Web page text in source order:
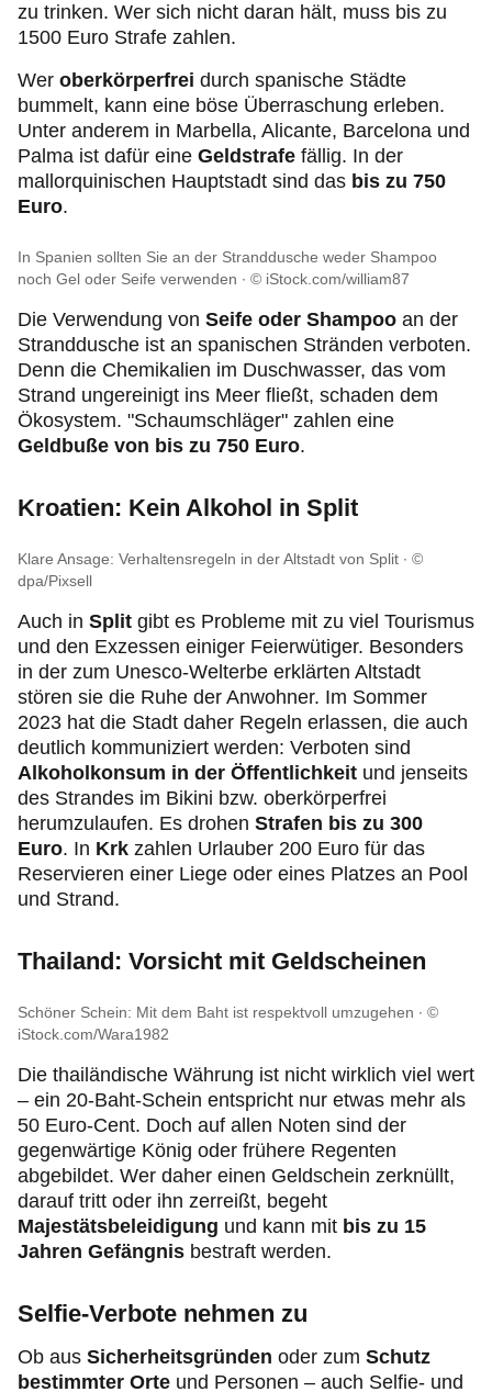
zu trinken. Wer sich nicht daran hält, muss bis zu
1500 Euro Strafe zahlen.
Wer oberkörperfrei durch spanische Städte
bummelt, kann eine böse Überraschung erleben.
Unter anderem in Marbella, Alicante, Barcelona und
Palma ist dafür eine Geldstrafe fällig. In der
mallorquinischen Hauptstadt sind das bis zu 750
Euro.
In Spanien sollten Sie an der Stranddusche weder Shampoo
noch Gel oder Seife verwenden
© iStock.com/william87
Die Verwendung von Seife oder Shampoo an der
Stranddusche ist an spanischen Stränden verboten.
Denn die Chemikalien im Duschwasser, das vom
Strand ungereinigt ins Meer fließt, schaden dem
Ökosystem. "Schaumschläger" zahlen eine
Geldbuße von bis zu 750 Euro.
Kroatien: Kein Alkohol in Split
Klare Ansage: Verhaltensregeln in der Altstadt von Split
©
dpa/Pixsell
Auch in Split gibt es Probleme mit zu viel Tourismus
und den Exzessen einiger Feierwütiger. Besonders
in der zum Unesco-Welterbe erklärten Altstadt
stören sie die Ruhe der Anwohner. Im Sommer
2023 hat die Stadt daher Regeln erlassen, die auch
deutlich kommuniziert werden: Verboten sind
Alkoholkonsum in der Öffentlichkeit und jenseits
des Strandes im Bikini bzw. oberkörperfrei
herumzulaufen. Es drohen Strafen bis zu 300
Euro. In Krk zahlen Urlauber 200 Euro für das
Reservieren einer Liege oder eines Platzes an Pool
und Strand.
Thailand: Vorsicht mit Geldscheinen
Schöner Schein: Mit dem Baht ist respektvoll umzugehen
©
iStock.com/Wara1982
Die thailändische Währung ist nicht wirklich viel wert
– ein 20-Baht-Schein entspricht nur etwas mehr als
50 Euro-Cent. Doch auf allen Noten sind der
gegenwärtige König oder frühere Regenten
abgebildet. Wer daher einen Geldschein zerknüllt,
darauf tritt oder ihn zerreißt, begeht
Majestätsbeleidigung und kann mit bis zu 15
Jahren Gefängnis bestraft werden.
Selfie-Verbote nehmen zu
Ob aus Sicherheitsgründen oder zum Schutz
bestimmter Orte und Personen – auch Selfie- und